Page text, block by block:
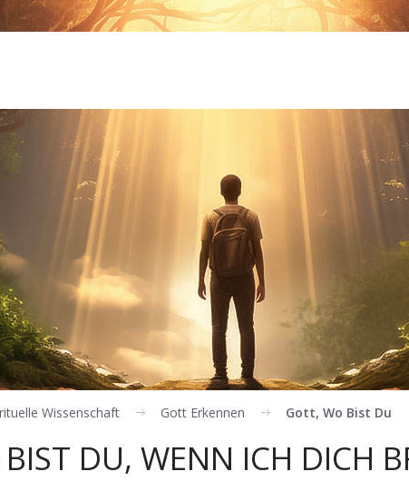
Wissenschaft Gott Erkennen Gott, Wo Bist Du
DU, WENN ICH DICH